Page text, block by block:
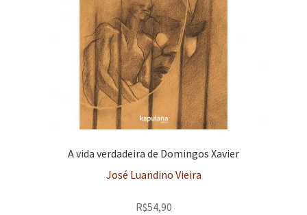
A vida verdadeira de Domingos Xavier
José Luandino Vieira
R$54,90